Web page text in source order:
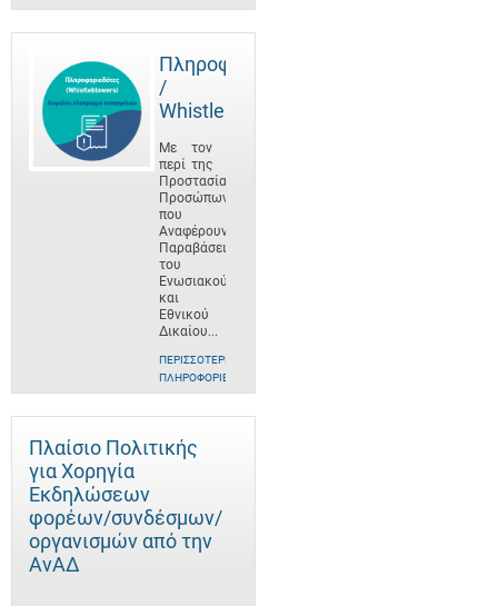
Πληροφοριοδότες
/
Whistleblowers
Με τον
περί της
Προστασίας
Προσώπων
που
Αναφέρουν
Παραβάσεις
του
Ενωσιακού
και
Εθνικού
Δικαίου...
ΠΕΡΙΣΣΌΤΕΡΕΣ
ΠΛΗΡΟΦΟΡΊΕΣ
Πλαίσιο Πολιτικής
για Χορηγία
Εκδηλώσεων
φορέων/συνδέσμων/
οργανισμών από την
ΑνΑΔ